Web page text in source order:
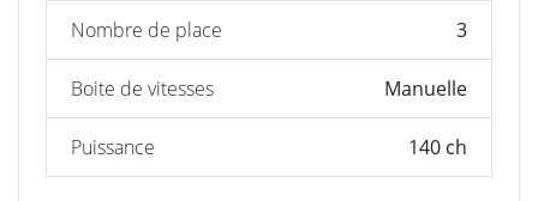
Nombre de place 3
Boite de vitesses Manuelle
Puissance 140 ch